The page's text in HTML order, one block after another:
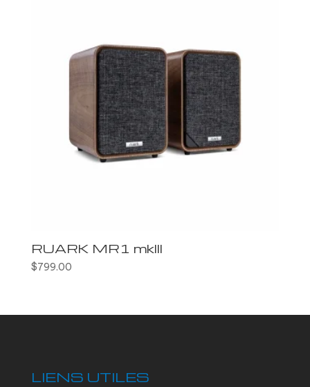
RUARK MR1 mkIII
$799.00
LIENS UTILES